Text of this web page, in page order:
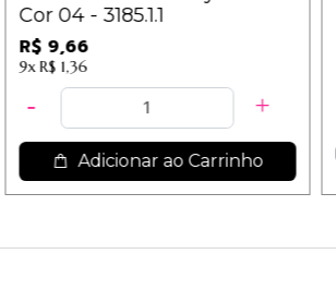
Cor 04 - 3185.1.1
R$ 9,66
9xR$ 1,36
Adicionar ao Carrinho